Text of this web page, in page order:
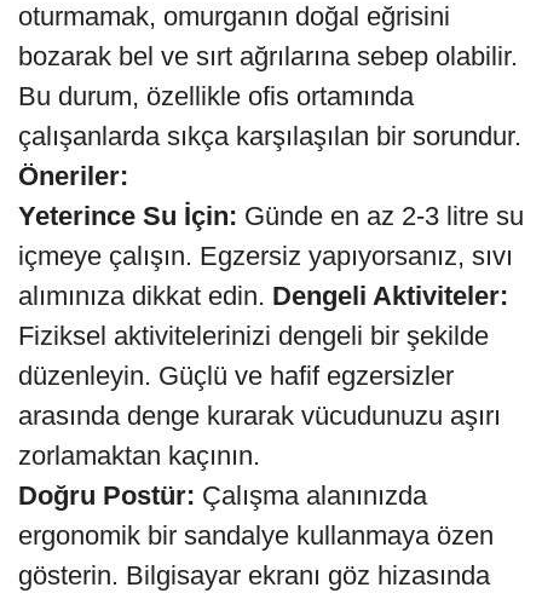
oturmamak, omurganın doğal eğrisini
bozarak bel ve sırt ağrılarına sebep olabilir.
Bu durum, özellikle ofis ortamında
çalışanlarda sıkça karşılaşılan bir sorundur.
Öneriler:
Yeterince Su İçin: Günde en az 2-3 litre su
içmeye çalışın. Egzersiz yapıyorsanız, sıvı
alımınıza dikkat edin. Dengeli Aktiviteler:
Fiziksel aktivitelerinizi dengeli bir şekilde
düzenleyin. Güçlü ve hafif egzersizler
arasında denge kurarak vücudunuzu aşırı
zorlamaktan kaçının.
Doğru Postür: Çalışma alanınızda
ergonomik bir sandalye kullanmaya özen
gösterin. Bilgisayar ekranı göz hizasında